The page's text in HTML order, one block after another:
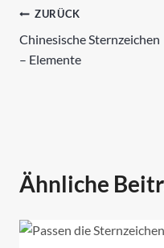
Beitrags-
Navigation
ZURÜCK
Chinesische Sternzeichen
– Elemente
Ähnliche